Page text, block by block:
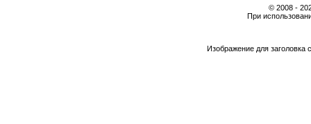
© 2008 -
При
Изображение для